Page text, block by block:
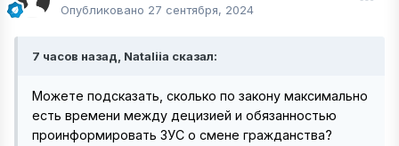
Опубликовано 27 сентября, 2024
7 часов назад, Nataliia сказал:
Можете подсказать, сколько по закону максимально
есть времени между децизией и обязанностью
проинформировать ЗУС о смене гражданства?